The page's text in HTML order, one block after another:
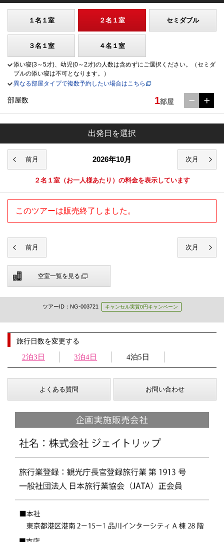
１名１室 ２名１室 セミダブル
３名１室 ４名１室
添い寝(3～5才)、幼児(0～2才)の人数は含めずにご選択ください。（セミダ
ブルの添い寝は不可となります。）
異なる部屋タイプで複数予約したい場合はこちら
部屋数 1部屋
出発日を選択
2026年10月
２名１室 （お一人様あたり）の料金を表示しています
このツアーは販売終了しました。
空室一覧を見る
ツアーID：NG-003721 キャンセル実質0円キャンペーン
旅行日数を変更する
2泊3日 3泊4日 4泊5日
よくある質問 お問い合わせ